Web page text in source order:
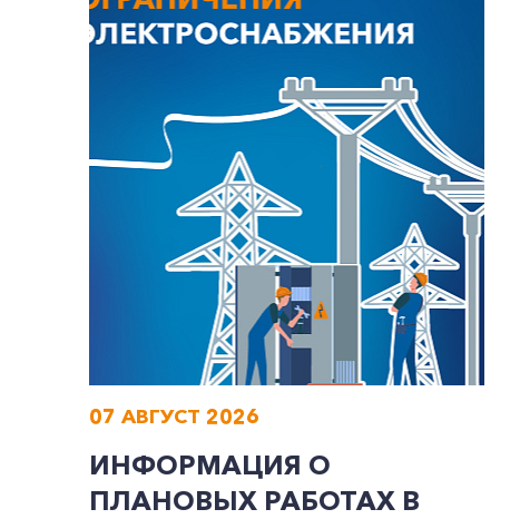
07 АВГУСТ 2026
ИНФОРМАЦИЯ О
ПЛАНОВЫХ РАБОТАХ В